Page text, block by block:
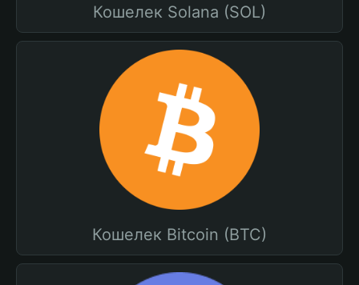
Кошелек Solana (SOL)
Кошелек Bitcoin (BTC)